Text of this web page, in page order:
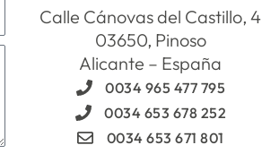
Calle Cánovas del Castillo, 4
03650, Pinoso
Alicante – España
0034 965 477 795
0034 653 678 252
0034 653 671 801